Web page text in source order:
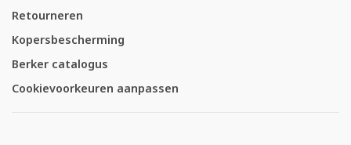
Retourneren
Kopersbescherming
Berker catalogus
Cookievoorkeuren aanpassen